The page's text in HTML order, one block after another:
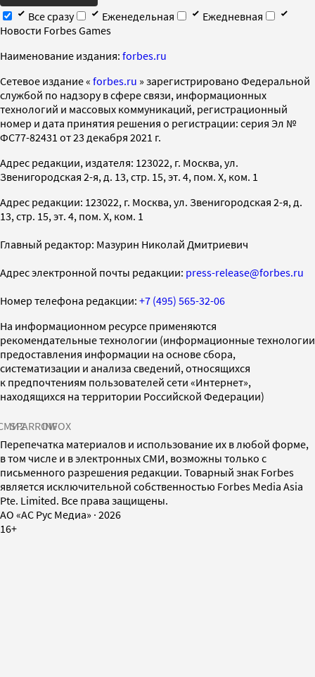
Все сразу
Еженедельная
Ежедневная
Новости Forbes Games
Наименование издания: forbes.ru
Cетевое издание « forbes.ru » зарегистрировано Федеральной
службой по надзору в сфере связи, информационных
технологий и массовых коммуникаций, регистрационный
номер и дата принятия решения о регистрации: серия Эл №
ФС77-82431 от 23 декабря 2021 г.
Адрес редакции, издателя: 123022, г. Москва, ул.
Звенигородская 2-я, д. 13, стр. 15, эт. 4, пом. X, ком. 1
Адрес редакции: 123022, г. Москва, ул. Звенигородская 2-я, д.
13, стр. 15, эт. 4, пом. X, ком. 1
Главный редактор: Мазурин Николай Дмитриевич
Адрес электронной почты редакции: press-release@forbes.ru
Номер телефона редакции: +7 (495) 565-32-06
На информационном ресурсе применяются
рекомендательные технологии (информационные технологии
предоставления информации на основе сбора,
систематизации и анализа сведений, относящихся
к предпочтениям пользователей сети «Интернет»,
находящихся на территории Российской Федерации)
SPARROWINFOX
Перепечатка материалов и использование их в любой форме,
в том числе и в электронных СМИ, возможны только с
письменного разрешения редакции. Товарный знак Forbes
является исключительной собственностью Forbes Media Asia
Pte. Limited. Все права защищены.
AO «АС Рус Медиа» · 2026
16+